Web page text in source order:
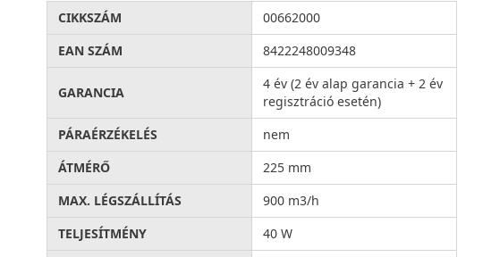
CIKKSZÁM
00662000
EAN SZÁM
8422248009348
GARANCIA
4 év (2 év alap garancia + 2 év
regisztráció esetén)
PÁRAÉRZÉKELÉS
nem
ÁTMÉRŐ
225 mm
MAX. LÉGSZÁLLÍTÁS
900 m3/h
TELJESÍTMÉNY
40 W